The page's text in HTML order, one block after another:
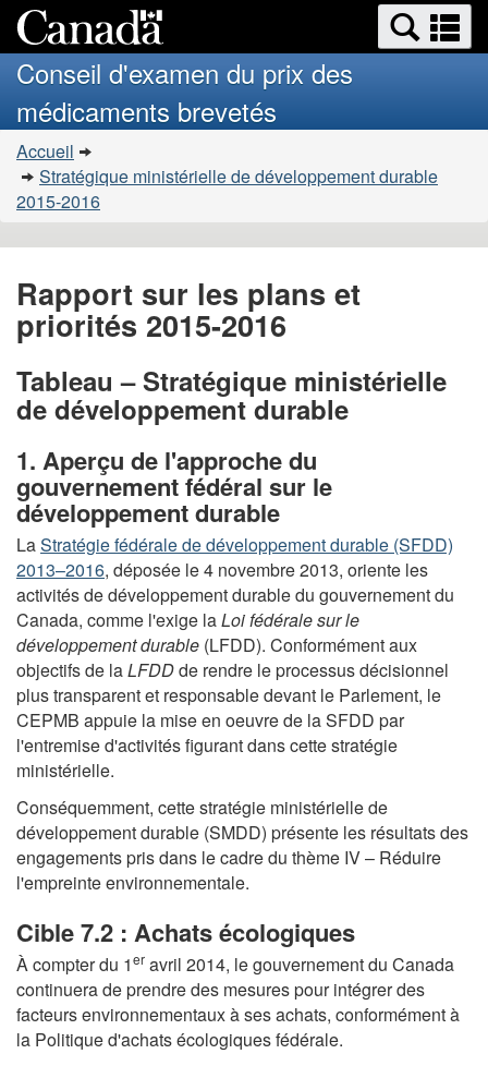
au
contenu
principal
HTML
simplifiée
Search
and
menus
Conseil d'examen du prix des
médicaments brevetés
Vous
�tes
ici
Accueil
Stratégique ministérielle de développement durable
2015-2016
Rapport sur les plans et
priorités 2015-2016
Tableau – Stratégique ministérielle
de développement durable
1. Aperçu de l'approche du
gouvernement fédéral sur le
développement durable
LaStratégie fédérale de développement durable (SFDD)
2013–2016, déposée le 4 novembre 2013, oriente les
activités de développement durable du gouvernement du
Canada, comme l'exige laLoi fédérale sur le
développement durable (LFDD). Conformément aux
objectifs de laLFDDde rendre le processus décisionnel
plus transparent et responsable devant le Parlement, le
CEPMB appuie la mise en oeuvre de la SFDD par
l'entremise d'activités figurant dans cette stratégie
ministérielle.
Conséquemment, cette stratégie ministérielle de
développement durable (SMDD) présente les résultats des
engagements pris dans le cadre du thème IV – Réduire
l'empreinte environnementale.
Cible 7.2 : Achats écologiques
À compter du 1er avril 2014, le gouvernement du Canada
continuera de prendre des mesures pour intégrer des
facteurs environnementaux à ses achats, conformément à
la Politique d'achats écologiques fédérale.